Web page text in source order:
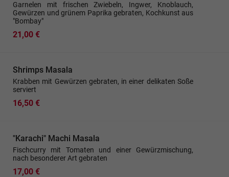
Garnelen mit frischen Zwiebeln, Ingwer, Knoblauch,
Gewürzen und grünem Paprika gebraten, Kochkunst aus
"Bombay"
21,00 €
Shrimps Masala
Krabben mit Gewürzen gebraten, in einer delikaten Soße
serviert
16,50 €
"Karachi" Machi Masala
Fischcurry mit Tomaten und einer Gewürzmischung,
nach besonderer Art gebraten
17,00 €